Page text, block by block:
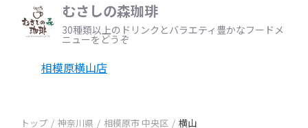
むさしの森珈琲
30種類以上のドリンクとバラエティ豊かなフードメ
ニューをどうぞ
相模原横山店
トップ 神奈川県 相模原市 中央区 横山